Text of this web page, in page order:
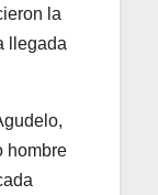
la
llegada
hombre